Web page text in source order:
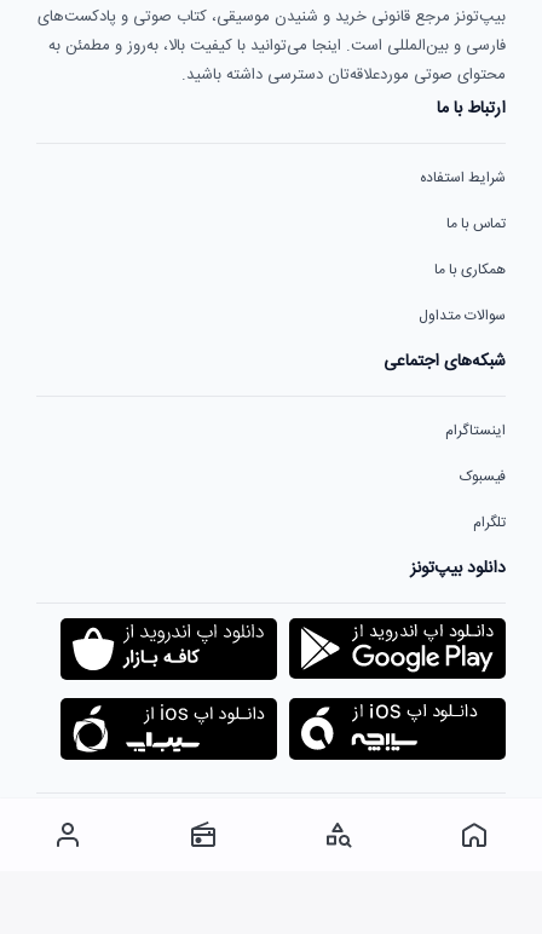
بیپ‌تونز مرجع قانونی خرید و شنیدن موسیقی، کتاب صوتی و پادکست‌های
فارسی و بین‌المللی است. اینجا می‌توانید با کیفیت بالا، به‌روز و مطمئن به
محتوای صوتی موردعلاقه‌تان دسترسی داشته باشید.
ارتباط با ما
شرایط استفاده
تماس با ما
همکاری با ما
سوالات متداول
شبکه‌های اجتماعی
اینستاگرام
فیسبوک
تلگرام
دانلود بیپ‌تونز